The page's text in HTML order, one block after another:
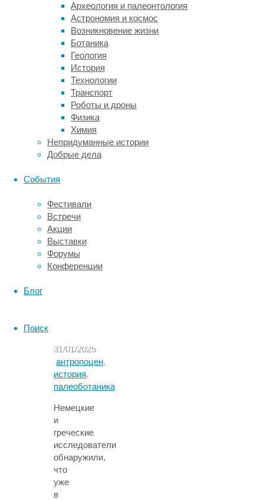
Археология и палеонтология
Астрономия и космос
Возникновение жизни
Ботаника
Геология
История
Технологии
Транспорт
Роботы и дроны
Физика
Химия
Непридуманные истории
Добрые дела
События
Фестивали
Встречи
Акции
Выставки
Форумы
Конференции
Блог
Поиск
исследователи
установили,
что
пик
пришелся
на
2020-
—
время,
которое
живем
дальше
"Ученые
разобрались
в
причинах
рекордного
История
Исследование
греческого
болота
31/01/2025
антропоцен,
история,
палеоботаника
Немецкие
и
греческие
исследователи
обнаружили,
что
уже
в